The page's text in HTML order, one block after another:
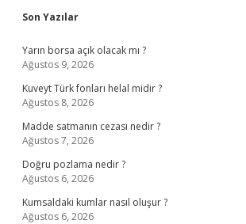
Sidebar
Son Yazılar
Yarın borsa açık olacak mı ?
Ağustos 9, 2026
Kuveyt Türk fonları helal midir ?
Ağustos 8, 2026
Madde satmanın cezası nedir ?
Ağustos 7, 2026
Doğru pozlama nedir ?
Ağustos 6, 2026
Kumsaldaki kumlar nasıl oluşur ?
Ağustos 6, 2026